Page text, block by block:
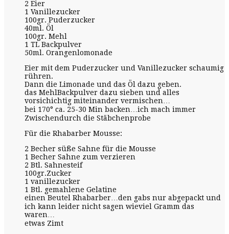
2 Eier
1 Vanillezucker
100gr. Puderzucker
40ml. Öl
100gr. Mehl
1 TL Backpulver
50ml. Orangenlomonade
Eier mit dem Puderzucker und Vanillezucker schaumig
rühren.
Dann die Limonade und das Öl dazu geben.
das MehlBackpulver dazu sieben und alles
vorsichichtig miteinander vermischen…
bei 170° ca. 25-30 Min backen…ich mach immer
Zwischendurch die Stäbchenprobe
Für die Rhabarber Mousse:
2 Becher süße Sahne für die Mousse
1 Becher Sahne zum verzieren
2 Btl. Sahnesteif
100gr.Zucker
1 vanillezucker
1 Btl. gemahlene Gelatine
einen Beutel Rhabarber…den gabs nur abgepackt und
ich kann leider nicht sagen wieviel Gramm das
waren…
etwas Zimt